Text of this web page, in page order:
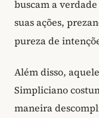
buscam a
suas ações,
pureza de
Além disso,
Simpliciano
maneira